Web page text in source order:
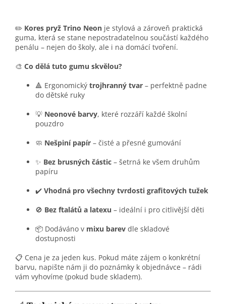
✏️ Kores pryž Trino Neon je stylová a zároveň praktická
guma, která se stane nepostradatelnou součástí každého
penálu – nejen do školy, ale i na domácí tvoření.
🎨 Co dělá tuto gumu skvělou?
🔺 Ergonomický trojhranný tvar – perfektně padne
do dětské ruky
💡 Neonové barvy, které rozzáří každé školní
pouzdro
🧼 Nešpiní papír – čisté a přesné gumování
✨ Bez brusných částic – šetrná ke všem druhům
papíru
✔️ Vhodná pro všechny tvrdosti grafitových tužek
🚫 Bez ftalátů a latexu – ideální i pro citlivější děti
📦 Dodáváno v mixu barev dle skladové
dostupnosti
📋 Cena je za jeden kus. Pokud máte zájem o konkrétní
barvu, napište nám ji do poznámky k objednávce – rádi
vám vyhovíme (pokud bude skladem).